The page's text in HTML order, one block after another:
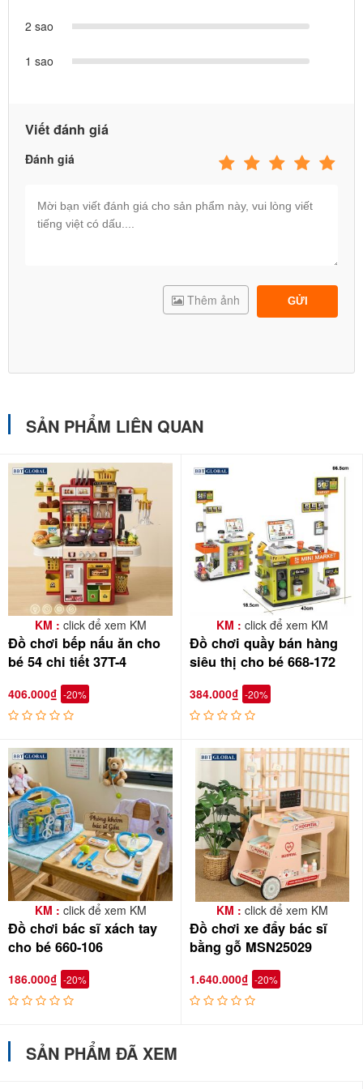
Khung xe đẩy cứng cáp, bánh xe di chuyển linh hoạt giúp bé dễ
ngoài trời cùng bạn bè, người thân tăng gắn kết
2 sao
1 sao
Viết đánh giá
Đánh giá
GỬI
Thêm ảnh
SẢN PHẨM LIÊN QUAN
KM : click để xem KM
Đồ chơi bếp nấu ăn cho
bé 54 chi tiết 37T-4
406.000₫ -20%
KM : click để xem KM
Đồ chơi quầy bán hàng
siêu thị cho bé 668-172
384.000₫ -20%
KM : click để xem KM
Đồ chơi bác sĩ xách tay
cho bé 660-106
186.000₫ -20%
KM : click để xem KM
Đồ chơi xe đẩy bác sĩ
bằng gỗ MSN25029
1.640.000₫ -20%
SẢN PHẨM ĐÃ XEM